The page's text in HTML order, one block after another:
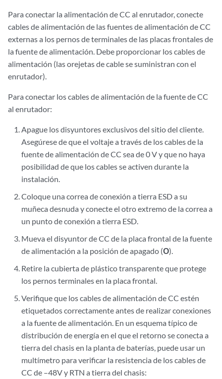
Para conectar la alimentación de CC al enrutador, conecte
cables de alimentación de las fuentes de alimentación de CC
externas a los pernos de terminales de las placas frontales de
la fuente de alimentación. Debe proporcionar los cables de
alimentación (las orejetas de cable se suministran con el
enrutador).
Para conectar los cables de alimentación de la fuente de CC
al enrutador:
Apague los disyuntores exclusivos del sitio del cliente.
Asegúrese de que el voltaje a través de los cables de la
fuente de alimentación de CC sea de 0 V y que no haya
posibilidad de que los cables se activen durante la
instalación.
Coloque una correa de conexión a tierra ESD a su
muñeca desnuda y conecte el otro extremo de la correa a
un punto de conexión a tierra ESD.
Mueva el disyuntor de CC de la placa frontal de la fuente
de alimentación a la posición de apagado (O).
Retire la cubierta de plástico transparente que protege
los pernos terminales en la placa frontal.
Verifique que los cables de alimentación de CC estén
etiquetados correctamente antes de realizar conexiones
a la fuente de alimentación. En un esquema típico de
distribución de energía en el que el retorno se conecta a
tierra del chasis en la planta de baterías, puede usar un
multímetro para verificar la resistencia de los cables de
CC de –48V y RTN a tierra del chasis: